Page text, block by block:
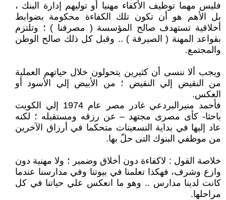
فليس مهما توظيف الأكفاء مهنيا أو توليهم إدارة البنك ،
بل الأهم هو أن تكون تلك الكفاءة محكومة بضوابط
أخلاقية تستهدف صالح المؤسسة ( مصرفنا ) ؛ وتلتزم
بقواعد المهنة ( الصيرفة ) .. وقبل كل ذلك صالح الوطن
والمجتمع.
ويجب ألا ننسى أن كثيرين يتحولون خلال حياتهم العملية
من النقيض إلي النقيض ؛ من الأبيض إلي الأسود أو
العكس.
فأحمد منيرالبردعي غادر مصر عام 1974 إلي الكويت
باحثا- كأى مصرى مجتهد – عن رزقه ومستقبله ؛ لكنه
عاد إليها في بداية التسعينات متحكما في أرزاق الآخرين
من موظفي البنوك التى حلّ بها.
خلاصة القول : لاكفاءة دون أخلاق وضمير ؛ ولا مهنية دون
وازع وشرف، فهكذا تعلمنا في بيوتنا وفي مدارسنا عندما
كانت لدينا مدارس .. وهو ما انعكس علي حياتنا في كل
مراحلها.